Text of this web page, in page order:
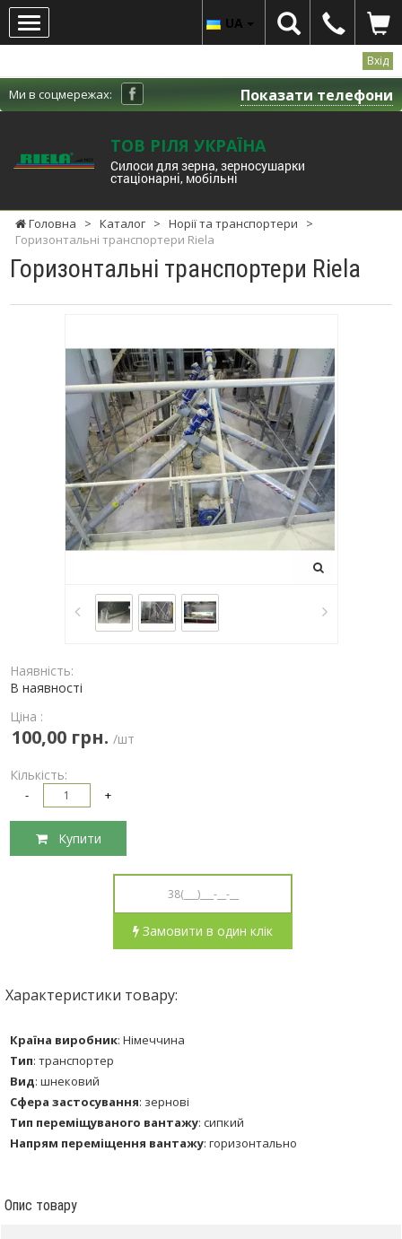
Вхід
Ми в соцмережах: Показати телефони
ТОВ РІЛЯ УКРАЇНА
Cилоси для зерна, зерносушарки
стаціонарні, мобільні
UA
Головна > Каталог > Норії та транспортери
>
Горизонтальні транспортери Riela
Горизонтальні транспортери Riela
Наявність:
В наявності
Ціна :
100,00 грн. /шт
Кількість:
- +
Купити
Замовити в один клік
Характеристики товару:
Країна виробник: Німеччина
Тип: транспортер
Вид: шнековий
Сфера застосування: зернові
Тип переміщуваного вантажу: сипкий
Напрям переміщення вантажу: горизонтально
Опис товару